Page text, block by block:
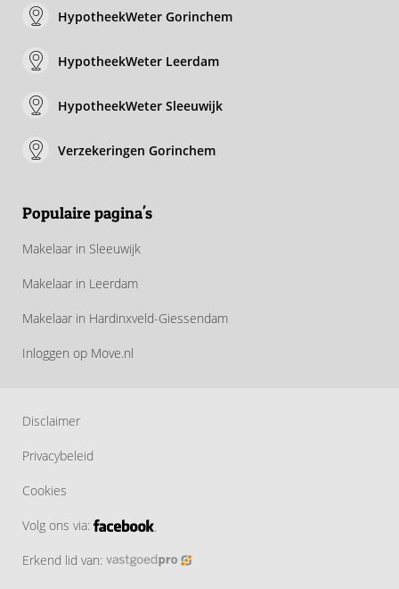
HypotheekWeter Gorinchem
HypotheekWeter Leerdam
HypotheekWeter Sleeuwijk
Verzekeringen Gorinchem
Populaire pagina's
Makelaar in Sleeuwijk
Makelaar in Leerdam
Makelaar in Hardinxveld-Giessendam
Inloggen op Move.nl
Disclaimer
Privacybeleid
Cookies
Volg ons via:
Erkend lid van: